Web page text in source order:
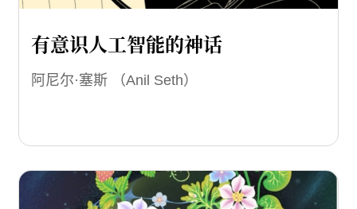
有意识人工智能的神话
阿尼尔·塞斯 （Anil Seth）